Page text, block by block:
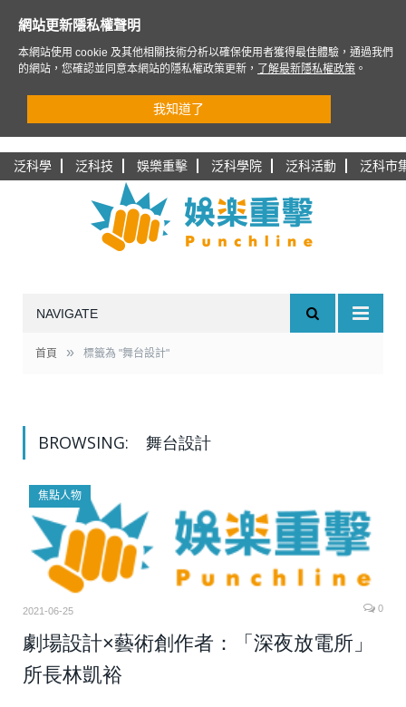
泛科學 泛科技 娛樂重擊 泛科學院 泛科活動 泛科市
NAVIGATE
首頁 » 標籤為 "舞台設計"
BROWSING: 舞台設計
焦點人物
2021-06-25 0
劇場設計×藝術創作者：「深夜放電所」
所長林凱裕
網站更新隱私權聲明
本網站使用 cookie 及其他相關技術分析以確保使用者獲得最佳體驗，通過我們
的網站，您確認並同意本網站的隱私權政策更新，
了解最新隱私權政策 。
我知道了